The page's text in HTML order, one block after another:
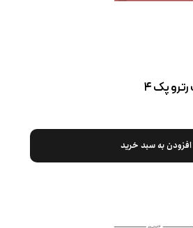
پک ۴
افزودن به سبد خرید